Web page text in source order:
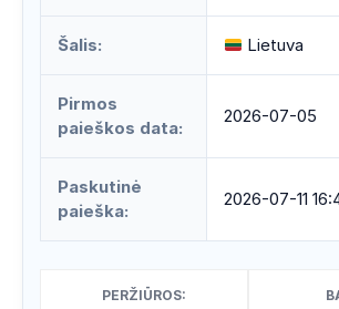
Šalis: Lietuva
Pirmos
paieškos data:
2026-07-05
Paskutinė
paieška:
2026-07-11
PERŽIŪROS: